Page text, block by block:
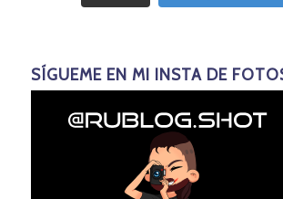
SÍGUEME EN MI INSTA DE